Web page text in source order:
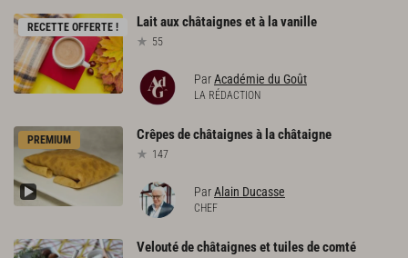
RECETTE OFFERTE ! Laitauxchâtaignesetà lavanille
55
ParAcadémie du Goût
LA RÉDACTION
PREMIUM Crêpesdechâtaignesà lachâtaigne
147
ParAlain Ducasse
CHEF
Veloutédechâtaignesettuilesdecomté